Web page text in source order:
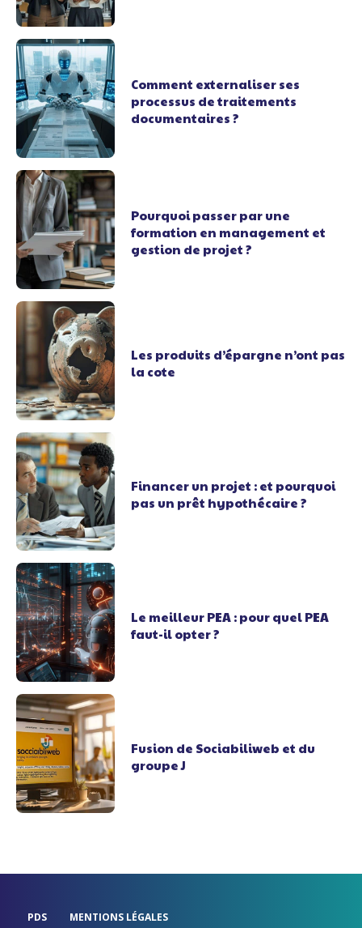
Comment externaliser ses
processus de traitements
documentaires ?
Pourquoi passer par une
formation en management et
gestion de projet ?
Les produits d’épargne n’ont pas
la cote
Financer un projet : et pourquoi
pas un prêt hypothécaire ?
Le meilleur PEA : pour quel PEA
faut-il opter ?
Fusion de Sociabiliweb et du
groupe J
PDS MENTIONS LÉGALES